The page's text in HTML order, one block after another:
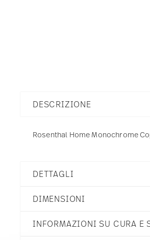
DESCRIZIONE
Rosenthal Home Monochrome
DETTAGLI
Home
Porcellana
DIMENSIONI
INFORMAZIONI SU CURA E